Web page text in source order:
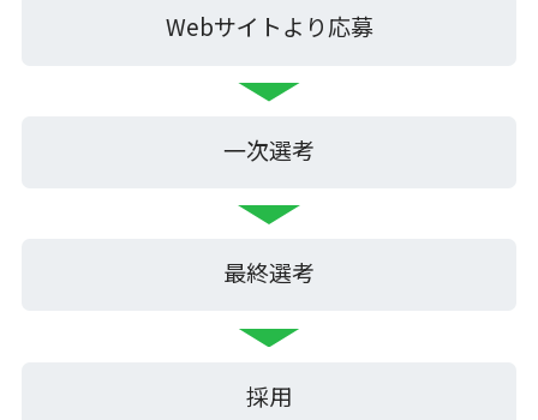
Webサイトより応募
一次選考
最終選考
採用